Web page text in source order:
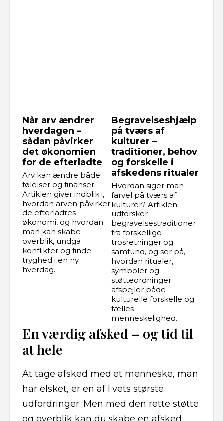
Når arv ændrer
hverdagen –
sådan påvirker
det økonomien
for de efterladte
Arv kan ændre både
følelser og finanser.
Artiklen giver indblik i,
hvordan arven påvirker
de efterladtes
økonomi, og hvordan
man kan skabe
overblik, undgå
konflikter og finde
tryghed i en ny
hverdag.
Begravelseshjælp
på tværs af
kulturer –
traditioner, behov
og forskelle i
afskedens ritualer
Hvordan siger man
farvel på tværs af
kulturer? Artiklen
udforsker
begravelsestraditioner
fra forskellige
trosretninger og
samfund, og ser på,
hvordan ritualer,
symboler og
støtteordninger
afspejler både
kulturelle forskelle og
fælles
menneskelighed.
En værdig afsked – og tid til
at hele
At tage afsked med et menneske, man
har elsket, er en af livets største
udfordringer. Men med den rette støtte
og overblik kan du skabe en afsked,